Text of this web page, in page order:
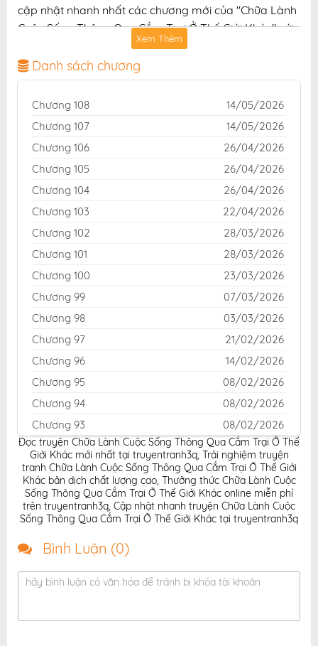
cập nhật nhanh nhất các chương mới của "Chữa Lành
Cuộc Sống Thông Qua Cắm Trại Ở Thế Giới Khác" với
chất lượng hình ảnh sắc nét, bản dịch chuẩn và giao
diện thân thiện, mang đến trải nghiệm đọc truyện hấp
dẫn, tiện lợi, hoàn toàn miễn phí cho độc giả yêu thích
truyện tranh online.
Xem Thêm
Danh sách chương
Chương 108
14/05/2026
Chương 107
14/05/2026
Chương 106
26/04/2026
Chương 105
26/04/2026
Chương 104
26/04/2026
Chương 103
22/04/2026
Chương 102
28/03/2026
Chương 101
28/03/2026
Chương 100
23/03/2026
Chương 99
07/03/2026
Chương 98
03/03/2026
Chương 97
21/02/2026
Chương 96
14/02/2026
Chương 95
08/02/2026
Chương 94
08/02/2026
Chương 93
08/02/2026
Chương 92
08/02/2026
Chương 91
08/02/2026
Chương 90
08/02/2026
Chương 89
08/02/2026
Chương 87
Chương 86
08/02/2026
Đọc truyện Chữa Lành Cuộc Sống Thông Qua Cắm Trại Ở Thế
Giới Khác mới nhất tại truyentranh3q, Trải nghiệm truyện
tranh Chữa Lành Cuộc Sống Thông Qua Cắm Trại Ở Thế Giới
Khác bản dịch chất lượng cao, Thưởng thức Chữa Lành Cuộc
Sống Thông Qua Cắm Trại Ở Thế Giới Khác online miễn phí
trên truyentranh3q, Cập nhật nhanh truyện Chữa Lành Cuộc
Sống Thông Qua Cắm Trại Ở Thế Giới Khác tại truyentranh3q
Bình Luận (0)
hãy bình luận có văn hóa để tránh bị khóa tài khoản